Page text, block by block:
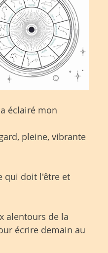
éclairé mon
pleine, vibrante
qui doit l'être et
alentours de la
écrire demain au